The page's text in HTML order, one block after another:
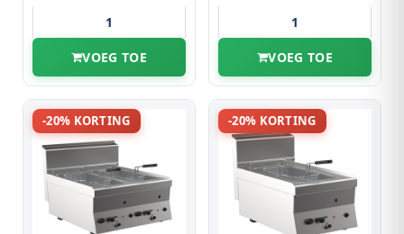
VOEG TOE VOEG TOE
-20% KORTING -20% KORTING